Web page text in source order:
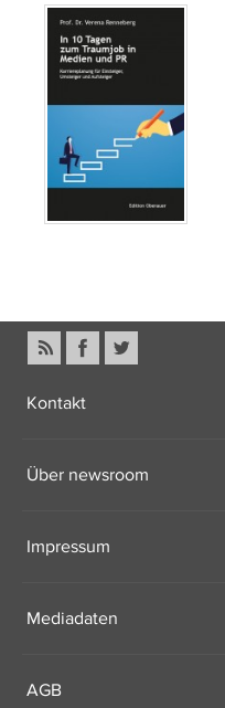
Kontakt
Über newsroom
Impressum
Mediadaten
AGB